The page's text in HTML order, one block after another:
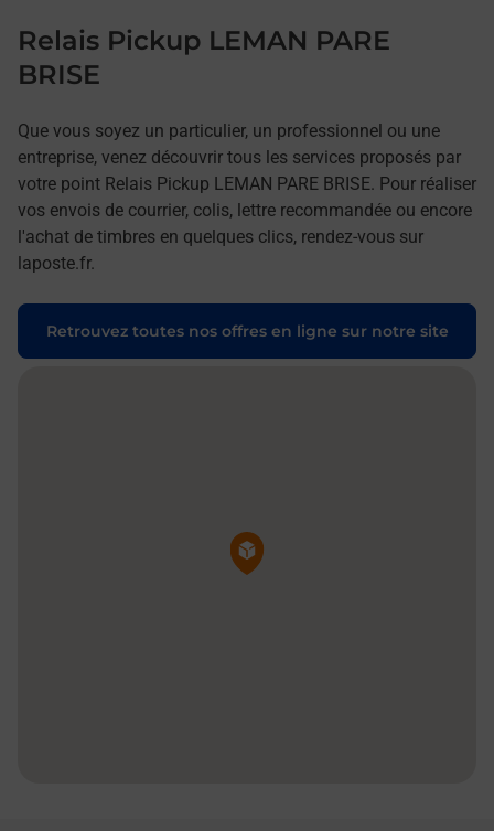
Relais Pickup LEMAN PARE
BRISE
Que vous soyez un particulier, un professionnel ou une
entreprise, venez découvrir tous les services proposés par
votre point Relais Pickup LEMAN PARE BRISE. Pour réaliser
vos envois de courrier, colis, lettre recommandée ou encore
l'achat de timbres en quelques clics, rendez-vous sur
laposte.fr.
Retrouvez toutes nos offres en ligne sur notre site
Pin de la carte